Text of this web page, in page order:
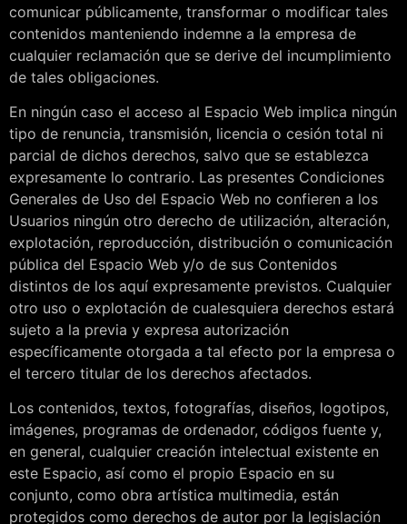
comunicar públicamente, transformar o modificar tales
contenidos manteniendo indemne a la empresa de
cualquier reclamación que se derive del incumplimiento
de tales obligaciones.
En ningún caso el acceso al Espacio Web implica ningún
tipo de renuncia, transmisión, licencia o cesión total ni
parcial de dichos derechos, salvo que se establezca
expresamente lo contrario. Las presentes Condiciones
Generales de Uso del Espacio Web no confieren a los
Usuarios ningún otro derecho de utilización, alteración,
explotación, reproducción, distribución o comunicación
pública del Espacio Web y/o de sus Contenidos
distintos de los aquí expresamente previstos. Cualquier
otro uso o explotación de cualesquiera derechos estará
sujeto a la previa y expresa autorización
específicamente otorgada a tal efecto por la empresa o
el tercero titular de los derechos afectados.
Los contenidos, textos, fotografías, diseños, logotipos,
imágenes, programas de ordenador, códigos fuente y,
en general, cualquier creación intelectual existente en
este Espacio, así como el propio Espacio en su
conjunto, como obra artística multimedia, están
protegidos como derechos de autor por la legislación